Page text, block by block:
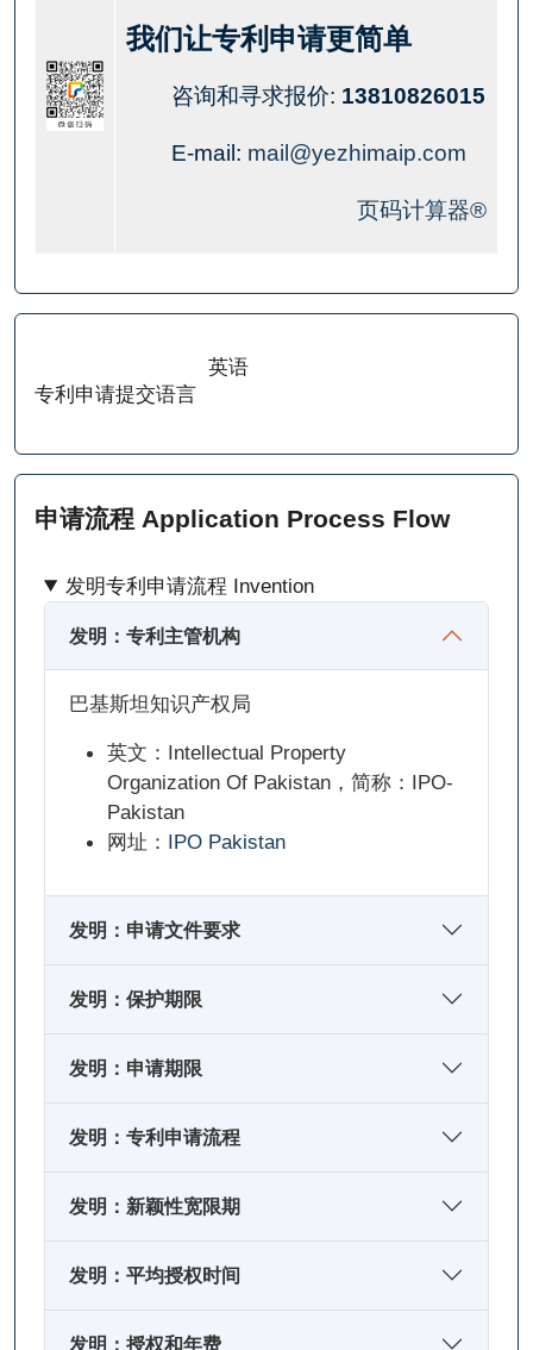
我们让专利申请更简单
咨询和寻求报价: 13810826015
E-mail: mail@yezhimaip.com
页码计算器®
专利申请提交语言
英语
申请流程 Application Process Flow
发明专利申请流程 Invention
发明：专利主管机构
巴基斯坦知识产权局
英文：Intellectual Property
Organization Of Pakistan，简称：IPO-
Pakistan
网址： IPO Pakistan
发明：申请文件要求
发明：保护期限
发明：申请期限
发明：专利申请流程
发明：新颖性宽限期
发明：平均授权时间
发明：授权和年费